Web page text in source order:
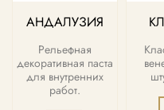
АНДАЛУЗИЯ
Рельефная
декоративная паста
для внутренних
работ.